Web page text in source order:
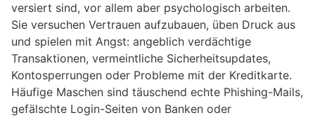
versiert sind, vor allem aber psychologisch arbeiten.
Sie versuchen Vertrauen aufzubauen, üben Druck aus
und spielen mit Angst: angeblich verdächtige
Transaktionen, vermeintliche Sicherheitsupdates,
Kontosperrungen oder Probleme mit der Kreditkarte.
Häufige Maschen sind täuschend echte Phishing-Mails,
gefälschte Login-Seiten von Banken oder